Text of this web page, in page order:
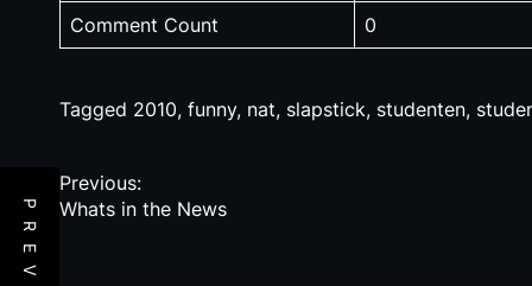
Comment Count
0
Tagged 2010, funny, nat, slapstick, studenten,
P
o
Previous:
Whats in the News